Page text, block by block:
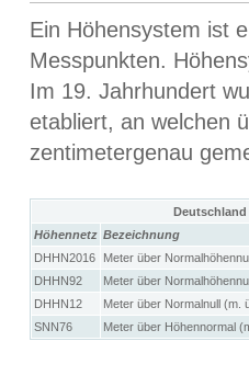
Ein Höhensystem ist
Messpunkten.
Im 19. Jahrhundert
etabliert, an welchen
zentimetergenau
Höhennetz Bezeichnung
DHHN2016
Meter über
DHHN92
Meter über
DHHN12
Meter über Normalnull (m.
SNN76
Meter über Höhennormal